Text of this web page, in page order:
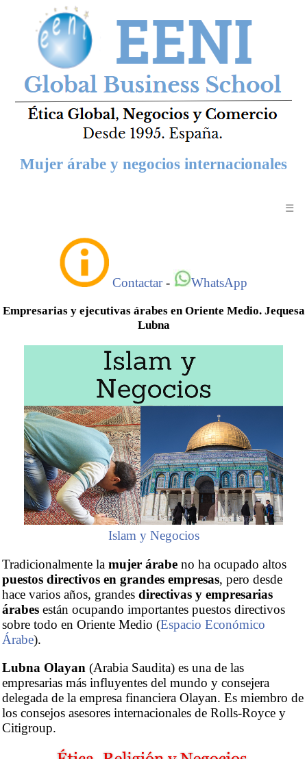
Mujer árabe y negocios internacionales
☰
Contactar- WhatsApp
Empresarias y ejecutivas árabes en Oriente Medio. Jequesa
Lubna
Islam y Negocios
Tradicionalmente la mujer árabe no ha ocupado altos
puestos directivos en grandes empresas, pero desde
hace varios años, grandes directivas y empresarias
árabes están ocupando importantes puestos directivos
sobre todo en Oriente Medio (Espacio Económico
Árabe).
Lubna Olayan (Arabia Saudita) es una de las
empresarias más influyentes del mundo y consejera
delegada de la empresa financiera Olayan. Es miembro de
los consejos asesores internacionales de Rolls-Royce y
Citigroup.